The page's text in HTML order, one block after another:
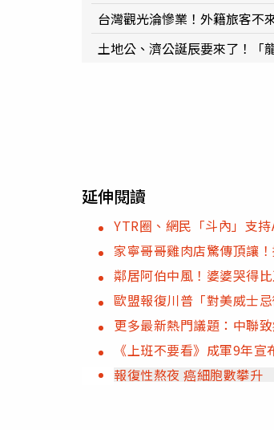
台灣觀光淪慘業！外籍旅客
土地公、濟公誕辰要來了！
延伸閱讀
YTR圈、網民「斗內」支
家寧哥哥雞肉店驚傳頂讓
鄰居阿伯中風！婆婆哭得
歐盟報復川普「對美威士
更多最新熱門議題：中聯
《上班不要看》成軍9年
報復性熬夜 癌細胞數攀升